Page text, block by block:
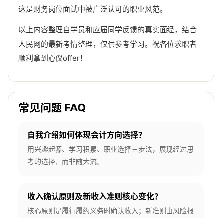
这是财务岗位面试中被广泛认可的职业风范。
以上内容整理自学员和应届同学反馈的真实面经，结合
人民网的最新考情整理，仅供参考学习。祝各位求职者
顺利拿到心仪offer！
常见问题 FAQ
自我介绍如何体现会计方向选择？
用兴趣起源、学习积累、职业选择三步法，展现经过思
考的选择，而非随大流。
收入确认原则及新收入准则核心变化？
核心原则是履行履约义务时确认收入；新准则由风险报